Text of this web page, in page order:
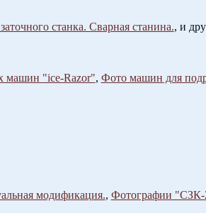
станка. Сварная станина., и
машин "ice-Razor", Фото машин для
модификация., Фотографии "СЗК-